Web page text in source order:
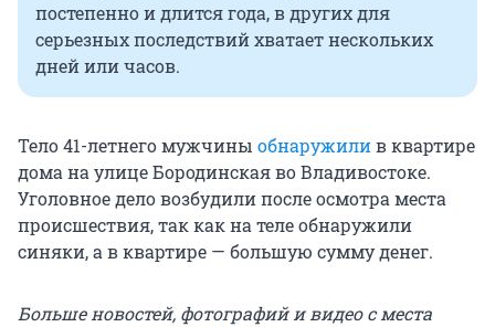
постепенно и длится года, в других для
серьезных последствий хватает нескольких
дней или часов.
Тело 41-летнего мужчины обнаружилив квартире
дома на улице Бородинская во Владивостоке.
Уголовное дело возбудили после осмотра места
происшествия, так как на теле обнаружили
синяки, а в квартире — большую сумму денег.
Больше новостей, фотографий и видео с места